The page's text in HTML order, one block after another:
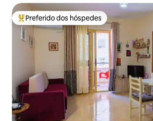
Entre os melhores preferidos dos hóspedes
Preferido dos hóspedes